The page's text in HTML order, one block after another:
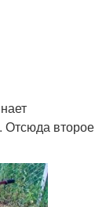
Отсюда второе